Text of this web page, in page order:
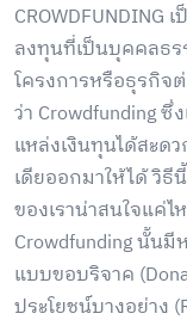
ลงทุนที่เป็นบุคคลธร
โครงการหรือธุรกิจ
ว่า Crowdfunding
แหล่งเงินทุนได้สะด
เดียออกมาให้ได้ วิ
ของเราน่าสนใจแค่
Crowdfunding นั้น
แบบขอบริจาค
ประโยชน์บางอย่าง